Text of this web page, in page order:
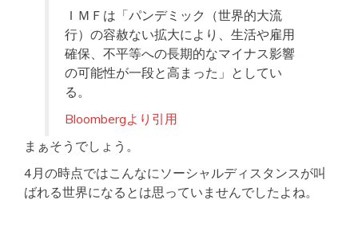
ＩＭＦは「パンデミック（世界的大流
行）の容赦ない拡大により、生活や雇用
確保、不平等への長期的なマイナス影響
の可能性が一段と高まった」としてい
る。
Bloombergより引用
まぁそうでしょう。
4月の時点ではこんなにソーシャルディスタンスが叫
ばれる世界になるとは思っていませんでしたよね。